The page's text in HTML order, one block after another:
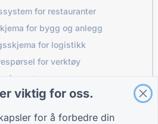
for restauranter
for bygg og anlegg
for logistikk
for verktøy
viktig for oss.
for å forbedre din